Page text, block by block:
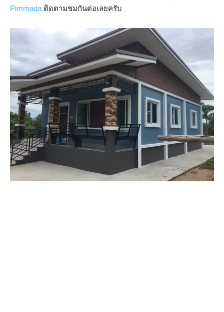
Pimmada ติดตามชมกันต่อเลยครับ